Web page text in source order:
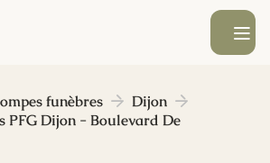
Ouvrir le
funèbres
Dijon
PFG Dijon - Boulevard De